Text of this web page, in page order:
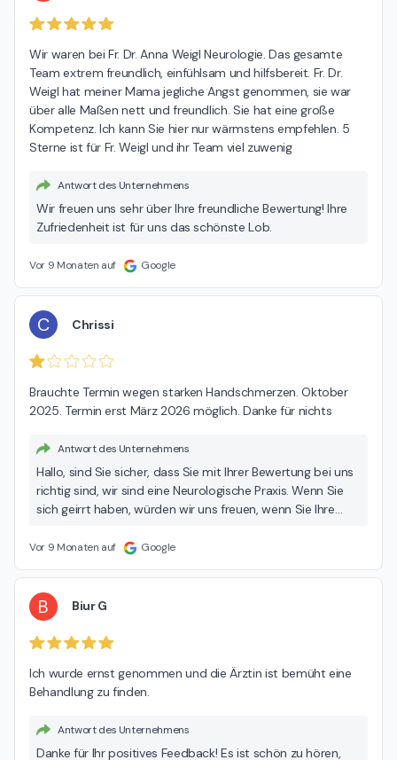
Wir waren bei Fr. Dr. Anna Weigl Neurologie. Das gesamte
Team extrem freundlich, einfühlsam und hilfsbereit. Fr. Dr.
Weigl hat meiner Mama jegliche Angst genommen, sie war
über alle Maßen nett und freundlich. Sie hat eine große
Kompetenz. Ich kann Sie hier nur wärmstens empfehlen. 5
Sterne ist für Fr. Weigl und ihr Team viel zuwenig
Antwort des Unternehmens
Wir freuen uns sehr über Ihre freundliche Bewertung! Ihre
Zufriedenheit ist für uns das schönste Lob.
Vor 9 Monaten auf Google
C Chrissi
Brauchte Termin wegen starken Handschmerzen. Oktober
2025. Termin erst März 2026 möglich. Danke für nichts
Antwort des Unternehmens
Hallo, sind Sie sicher, dass Sie mit Ihrer Bewertung bei uns
richtig sind, wir sind eine Neurologische Praxis. Wenn Sie
sich geirrt haben, würden wir uns freuen, wenn Sie Ihre
Dank!
Vor 9 Monaten auf Google
B Biur G
Ich wurde ernst genommen und die Ärztin ist bemüht eine
Behandlung zu finden.
Antwort des Unternehmens
Danke für Ihr positives Feedback! Es ist schön zu hören,